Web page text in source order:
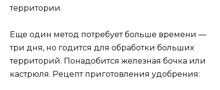
территории.
Еще один метод потребует больше времени —
три дня, но годится для обработки больших
территорий. Понадобится железная бочка или
кастрюля. Рецепт приготовления удобрения: